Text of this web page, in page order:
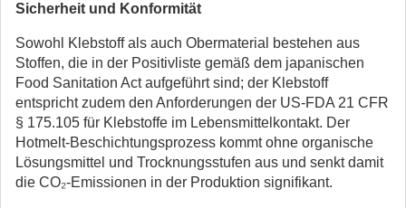
Sicherheit und Konformität
Sowohl Klebstoff als auch Obermaterial bestehen aus
Stoffen, die in der Positivliste gemäß dem japanischen
Food Sanitation Act aufgeführt sind; der Klebstoff
entspricht zudem den Anforderungen der US-FDA 21 CFR
§ 175.105 für Klebstoffe im Lebensmittelkontakt. Der
Hotmelt-Beschichtungsprozess kommt ohne organische
Lösungsmittel und Trocknungsstufen aus und senkt damit
die CO₂-Emissionen in der Produktion signifikant.